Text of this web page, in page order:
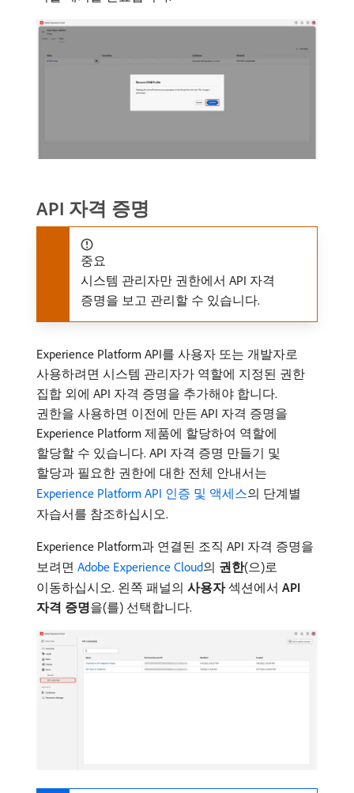
API 자격 증명
중요
시스템 관리자만 권한에서 API 자격
증명을 보고 관리할 수 있습니다.
Experience Platform API를 사용자 또는 개발자로
사용하려면 시스템 관리자가 역할에 지정된 권한
집합 외에 API 자격 증명을 추가해야 합니다.
권한을 사용하면 이전에 만든 API 자격 증명을
Experience Platform 제품에 할당하여 역할에
할당할 수 있습니다. API 자격 증명 만들기 및
할당과 필요한 권한에 대한 전체 안내서는
Experience Platform API 인증 및 액세스의 단계별
자습서를 참조하십시오.
Experience Platform과 연결된 조직 API 자격 증명을
보려면 Adobe Experience Cloud의 권한(으)로
이동하십시오. 왼쪽 패널의 사용자섹션에서 API
자격 증명​을(를) 선택합니다.